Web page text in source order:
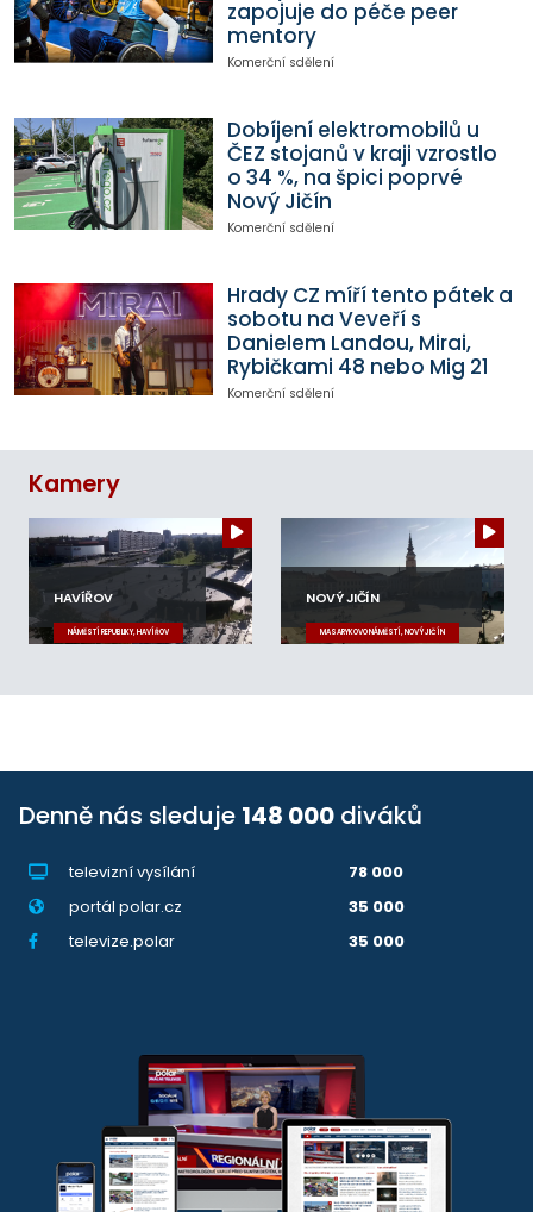
zapojuje do péče peer
mentory
Komerční sdělení
Dobíjení elektromobilů u
ČEZ stojanů v kraji vzrostlo
o 34 %, na špici poprvé
Nový Jičín
Komerční sdělení
Hrady CZ míří tento pátek a
sobotu na Veveří s
Danielem Landou, Mirai,
Rybičkami 48 nebo Mig 21
Komerční sdělení
Kamery
HAVÍŘOV
NÁMĚSTÍ REPUBLIKY, HAVÍŘOV
NOVÝ JIČÍN
MASARYKOVO NÁMĚSTÍ, NOVÝ JIČÍN
Denně nás sleduje 148 000 diváků
televizní vysílání
78 000
portál polar.cz
35 000
televize.polar
35 000